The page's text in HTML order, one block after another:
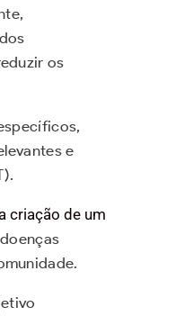
os
e
criação de um